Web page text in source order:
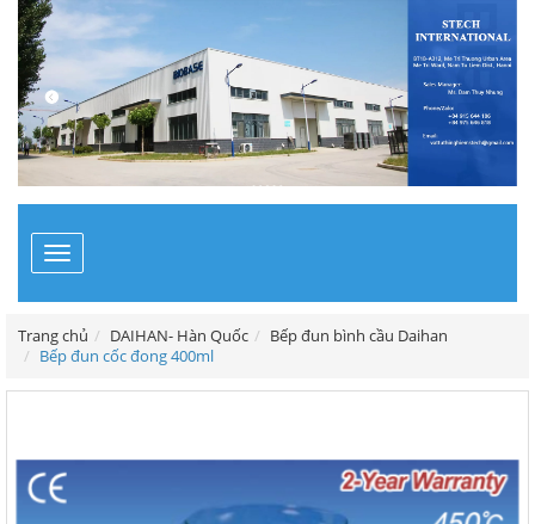
Toggle
navigation
Trang chủ DAIHAN- Hàn Quốc
Bếp đun bình cầu Daihan
Bếp đun cốc đong 400ml